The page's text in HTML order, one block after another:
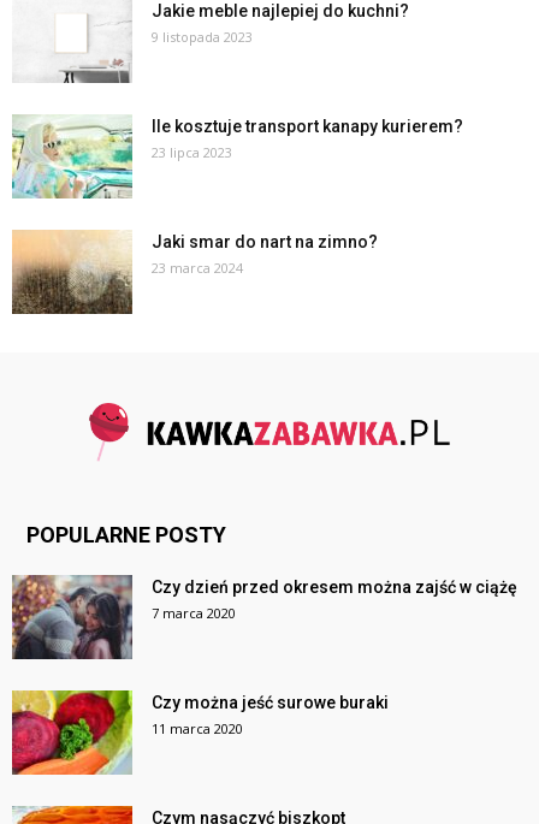
Jakie meble najlepiej do kuchni?
9 listopada 2023
Ile kosztuje transport kanapy kurierem?
23 lipca 2023
Jaki smar do nart na zimno?
23 marca 2024
POPULARNE POSTY
Czy dzień przed okresem można zajść w ciążę
7 marca 2020
Czy można jeść surowe buraki
11 marca 2020
Czym nasączyć biszkopt